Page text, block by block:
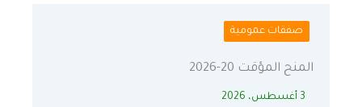
صفقات عمومية
المنح المؤقت 20-2026
3 أغسطس، 2026